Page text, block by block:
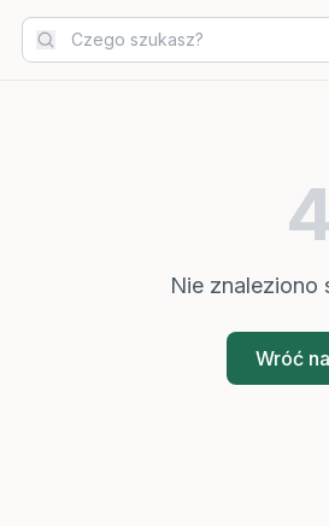
Nie znaleziono
Wróć